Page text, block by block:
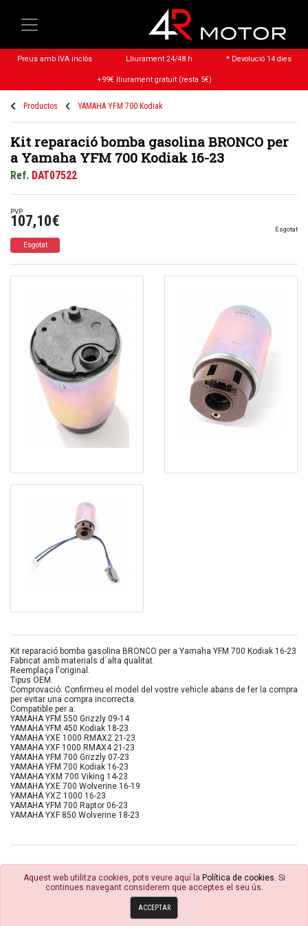
Preus amb IVA inclòs Lliurament 24/48 h * Devolució 14 dies
+99€ lliurament gratuït (resta 5€)
Productos YAMAHA YFM 700 Kodiak
Kit reparació bomba gasolina BRONCO per
a Yamaha YFM 700 Kodiak 16-23
Ref. DAT07522
PVP
107,10€
Esgotat
Esgotat
Kit reparació bomba gasolina BRONCO per a Yamaha YFM 700 Kodiak 16-23
Fabricat amb materials d´alta qualitat.
Reemplaça l'original.
Tipus OEM.
Comprovació: Confirmeu el model del vostre vehicle abans de fer la compra
per evitar una compra incorrecta.
Compatible per a:
YAMAHA YFM 550 Grizzly 09-14
YAMAHA YFM 450 Kodiak 18-23
YAMAHA YXE 1000 RMAX2 21-23
YAMAHA YXF 1000 RMAX4 21-23
YAMAHA YFM 700 Grizzly 07-23
YAMAHA YFM 700 Kodiak 16-23
YAMAHA YXM 700 Viking 14-23
YAMAHA YXE 700 Wolverine 16-19
YAMAHA YXZ 1000 16-23
YAMAHA YFM 700 Raptor 06-23
YAMAHA YXF 850 Wolverine 18-23
Avisos Legals
Aquest web utilitza cookies, pots veure aquí la Política de cookies . Si
continues navegant considerem que acceptes el seu ús.
ACCEPTAR